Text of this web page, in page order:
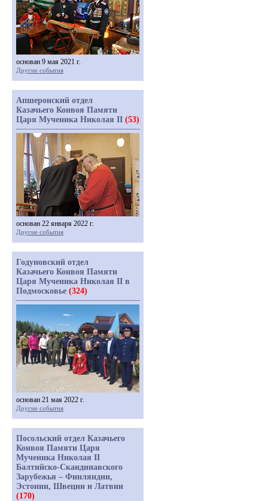
основан 9 мая 2021 г.
Другие события
Апшеронский отдел
Казачьего Конвоя Памяти
Царя Мученика Николая II (53)
основан 22 января 2022 г.
Другие события
Годуновский отдел
Казачьего Конвоя Памяти
Царя Мученика Николая II в
Подмосковье (324)
основан 21 мая 2022 г.
Другие события
Посольский отдел Казачьего
Конвоя Памяти Царя
Мученика Николая II
Балтийско-Скандинавского
Зарубежья – Финляндии,
Эстонии, Швеции и Латвии
(170)